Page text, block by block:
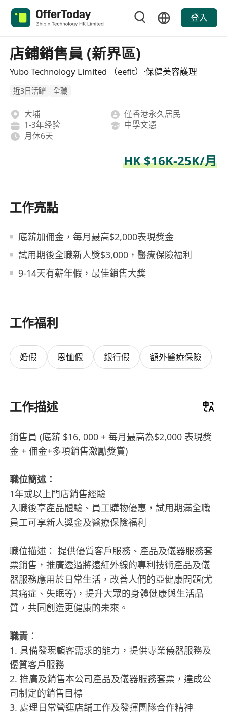
登入
店鋪銷售員 (新界區)
Yubo Technology Limited （eefit）·保健美容護理
近3日活躍 全職
大埔
僅香港永久居民
1-3年经验
中學文憑
月休6天
HK $16K-25K/月
工作亮點
底薪加佣金，每月最高$2,000表現獎金
試用期後全職新人獎$3,000，醫療保險福利
9-14天有薪年假，最佳銷售大獎
工作福利
婚假 恩恤假 銀行假 額外醫療保險
工作描述
銷售員 (底薪 $16, 000 + 每月最高為$2,000 表現獎
金 + 佣金+多項銷售激勵獎賞)
職位簡述：
1年或以上門店銷售經驗
入職後享產品體驗、員工購物優惠，試用期滿全職
員工可享新人獎金及醫療保險福利
職位描述： 提供優質客戶服務、產品及儀器服務套
票銷售，推廣透過將遠紅外線的專利技術產品及儀
器服務應用於日常生活，改善人們的亞健康問題(尤
其痛症、失眠等)，提升大眾的身體健康與生活品
質，共同創造更健康的未來。
職責︰
1. 具備發現顧客需求的能力，提供專業儀器服務及
優質客戶服務
2. 推廣及銷售本公司產品及儀器服務套票，達成公
司制定的銷售目標
3. 處理日常營運店舖工作及發揮團隊合作精神